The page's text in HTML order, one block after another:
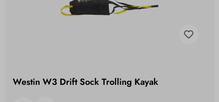
Westin W3 Drift Sock Trolling Kayak